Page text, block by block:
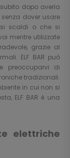
dopo averla
dover usare
si scaldi o che si
mentre utilizzate
grazie al
ELF BAR può
preoccuparvi di
tradizionali.
in cui non si
ELF BAR è una
elettriche